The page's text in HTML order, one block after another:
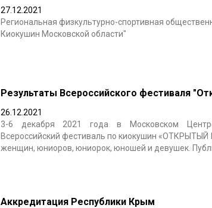
27.12.2021
Региональная физкультурно-спортивная
Киокушин Московской области"
Результаты Всероссийского фестиваля
26.12.2021
3-6 декабря 2021 года в Московском
Всероссийский фестиваль по киокушин
женщин, юниоров, юниорок, юношей и девушек.
Аккредитация Республики Крым